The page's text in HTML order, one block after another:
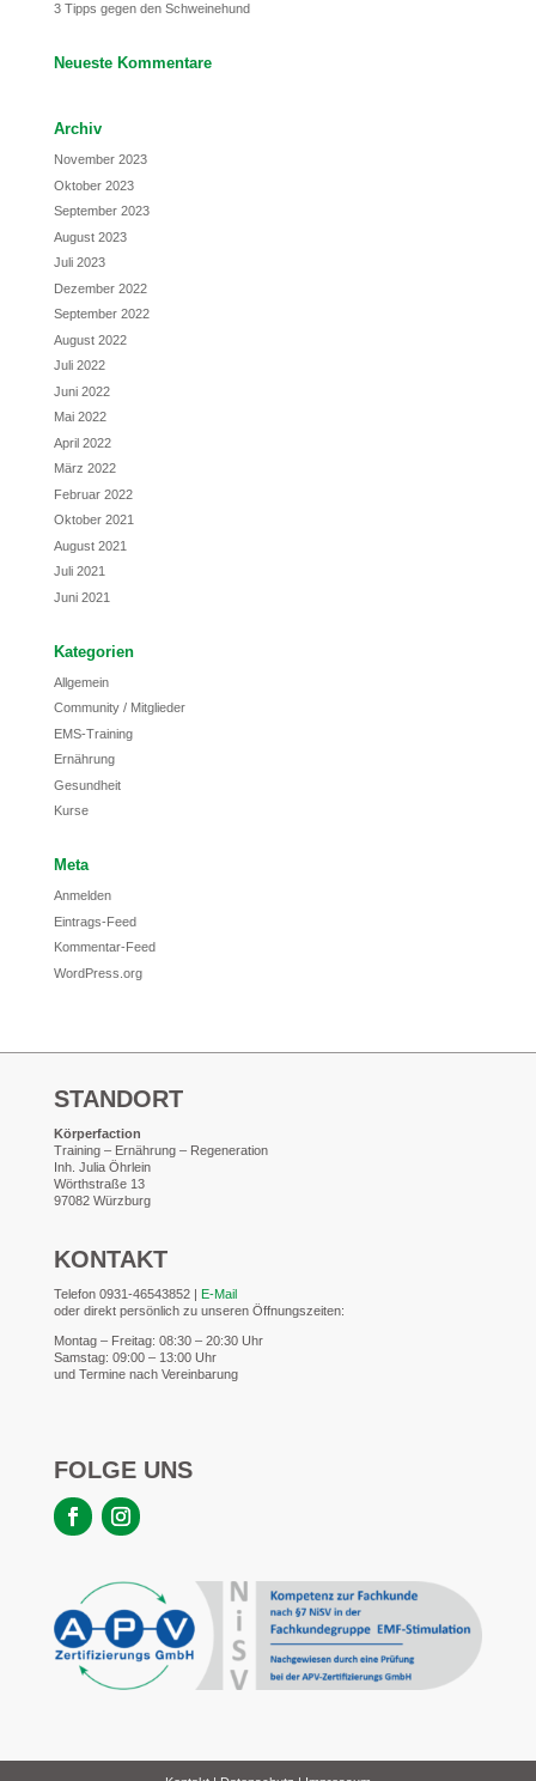
3 Tipps gegen den Schweinehund
Neueste Kommentare
Archiv
November 2023
Oktober 2023
September 2023
August 2023
Juli 2023
Dezember 2022
September 2022
August 2022
Juli 2022
Juni 2022
Mai 2022
April 2022
März 2022
Februar 2022
Oktober 2021
August 2021
Juli 2021
Juni 2021
Kategorien
Allgemein
Community / Mitglieder
EMS-Training
Ernährung
Gesundheit
Kurse
Meta
Anmelden
Eintrags-Feed
Kommentar-Feed
WordPress.org
STANDORT
Körperfaction
Training – Ernährung – Regeneration
Inh. Julia Öhrlein
Wörthstraße 13
97082 Würzburg
KONTAKT
Telefon 0931-46543852 | E-Mail
oder direkt persönlich zu unseren Öffnungszeiten:
Montag – Freitag: 08:30 – 20:30 Uhr
Samstag: 09:00 – 13:00 Uhr
und Termine nach Vereinbarung
FOLGE UNS